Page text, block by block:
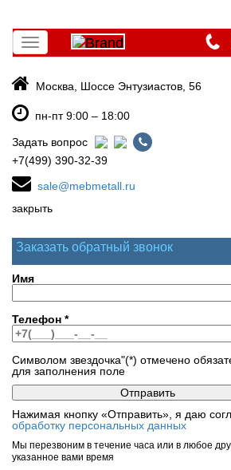
Toggle
navigation
Москва, Шоссе Энтузиастов, 56
пн-пт 9:00 – 18:00
Задать вопрос
+7(499) 390-32-39
sale@mebmetall.ru
закрыть
Заказать обратный звонок
Имя
Телефон *
Символом звездочка"(*) отмечено
для заполнения поле
Нажимая кнопку «Отправить», я даю
обработку персональных данных
Мы перезвоним в течение часа или в любое
указанное вами время